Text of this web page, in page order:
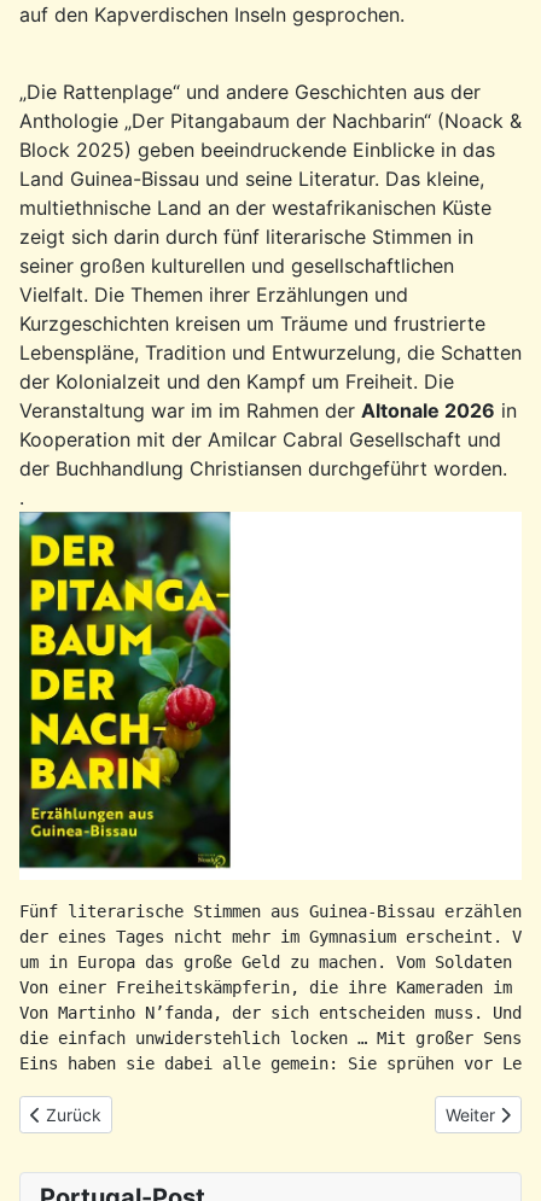
auf den Kapverdischen Inseln gesprochen.
„Die Rattenplage“ und andere Geschichten aus der
Anthologie „Der Pitangabaum der Nachbarin“ (Noack &
Block 2025) geben beeindruckende Einblicke in das
Land Guinea-Bissau und seine Literatur. Das kleine,
multiethnische Land an der westafrikanischen Küste
zeigt sich darin durch fünf literarische Stimmen in
seiner großen kulturellen und gesellschaftlichen
Vielfalt. Die Themen ihrer Erzählungen und
Kurzgeschichten kreisen um Träume und frustrierte
Lebenspläne, Tradition und Entwurzelung, die Schatten
der Kolonialzeit und den Kampf um Freiheit. Die
Veranstaltung war im im Rahmen der Altonale 2026 in
Kooperation mit der Amilcar Cabral Gesellschaft und
der Buchhandlung Christiansen durchgeführt worden.
.
Fünf literarische Stimmen aus Guinea-Bissau
der eines Tages nicht mehr im Gymnasium erscheint.
um in Europa das große Geld zu machen. Vom
Von einer Freiheitskämpferin, die ihre Kameraden im
Von Martinho N’fanda, der sich entscheiden muss.
die einfach unwiderstehlich locken … Mit großer
Eins haben sie dabei alle gemein: Sie sprühen vor
Vorheriger Beitrag: Rückblick: PHG-Sardinhada 2026
Zurück Nächster
Weiter